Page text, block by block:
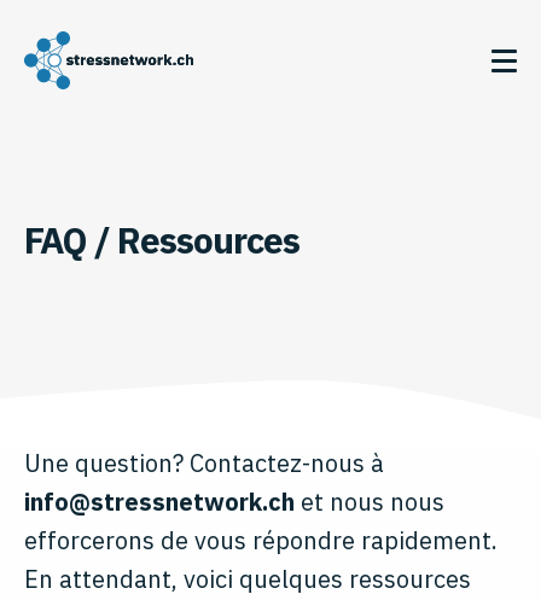
FAQ / Ressources
Une question? Contactez-nous à
info@stressnetwork.ch et nous nous
efforcerons de vous répondre rapidement.
En attendant, voici quelques ressources